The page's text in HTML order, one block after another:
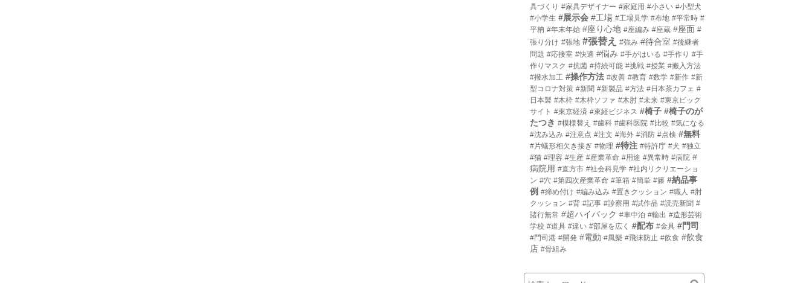
具づくり #家具デザイナー #家庭用 #小さい #小型犬
#小学生 #展示会 #工場 #工場見学 #布地 #平常時 #
平枘 #年末年始 #座り心地 #座編み #座蔵 #座面 #
張り分け #張地 #張替え #強み #待合室 #後継者
問題 #応接室 #快適 #悩み #手がはいる #手作り #手
作りマスク #抗菌 #持続可能 #挑戦 #授業 #搬入方法
#撥水加工 #操作方法 #改善 #教育 #数学 #新作 #新
型コロナ対策 #新聞 #新製品 #方法 #日本茶カフェ #
日本製 #木枠 #木枠ソファ #木肘 #未来 #東京ビック
サイト #東京経済 #東経ビジネス #椅子 #椅子のが
たつき #模様替え #歯科 #歯科医院 #比較 #気になる
#沈み込み #注意点 #注文 #海外 #消防 #点検 #無料
#片蟻形相欠き接ぎ #物理 #特注 #特許庁 #犬 #独立
#猫 #理容 #生産 #産業革命 #用途 #異常時 #病院 #
病院用 #直方市 #社会科見学 #社内リクリエーショ
ン #穴 #第四次産業革命 #筆箱 #簡単 #籐 #納品事
例 #締め付け #編み込み #置きクッション #職人 #肘
クッション #背 #記事 #診察用 #試作品 #読売新聞 #
諸行無常 #超ハイバック #車中泊 #輸出 #造形芸術
学校 #道具 #違い #部屋を広く #配布 #金具 #門司
#門司港 #開発 #電動 #風樂 #飛沫防止 #飲食 #飲食
店 #骨組み